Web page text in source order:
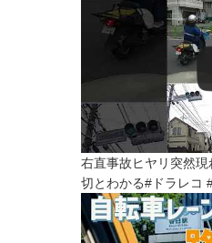
右直事故ヒヤリ突然
切とわかる#ドラレコ